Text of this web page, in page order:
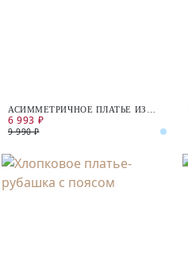
АСИММЕТРИЧНОЕ ПЛАТЬЕ ИЗ
ФАКТУРНОГО ХЛОПКА
6 993 ₽
9 990 ₽